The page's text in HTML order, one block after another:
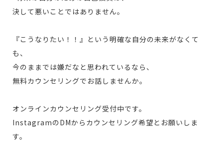
決して悪いことではありません。
『こうなりたい！！』という明確な自分の未来がなくて
も、
今のままでは嫌だなと思われているなら、
無料カウンセリングでお話しませんか。
オンラインカウンセリング受付中です。
InstagramのDMからカウンセリング希望とお願いしま
す。